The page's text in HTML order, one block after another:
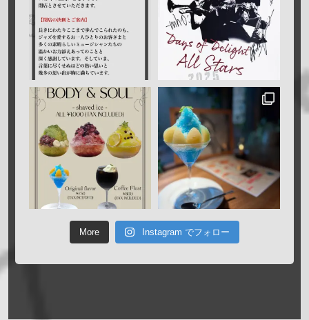
More Instagram でフォロー